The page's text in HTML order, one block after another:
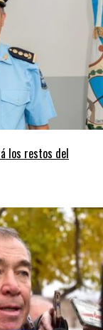
los restos del